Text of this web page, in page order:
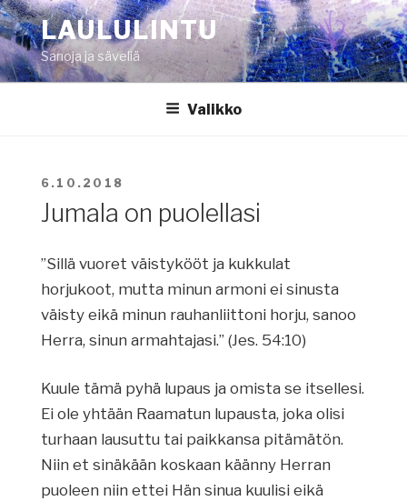
Siirry
sisältöönLAULULINTU
Sanoja ja säveliä
Valikko
JULKAISTU
6.10.2018
Jumala on puolellasi
”Sillä vuoret väistykööt ja kukkulat
horjukoot, mutta minun armoni ei sinusta
väisty eikä minun rauhanliittoni horju, sanoo
Herra, sinun armahtajasi.” (Jes. 54:10)
Kuule tämä pyhä lupaus ja omista se itsellesi.
Ei ole yhtään Raamatun lupausta, joka olisi
turhaan lausuttu tai paikkansa pitämätön.
Niin et sinäkään koskaan käänny Herran
puoleen niin ettei Hän sinua kuulisi eikä